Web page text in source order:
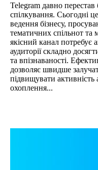
Telegram давно
спілкування. Сьогодні
ведення бізнесу,
тематичних спільнот та
якісний канал потребує
аудиторії складно
та впізнаваності.
дозволяє швидше
підвищувати активність
охоплення...